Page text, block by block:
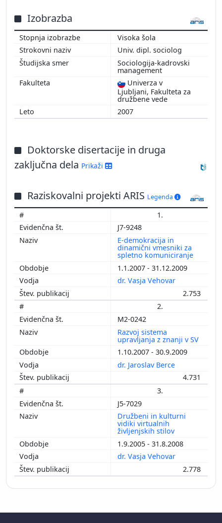
2011
Izobrazba
Visoka šola
Univ. dipl. sociolog
Sociologija-kadrovski
management
Univerza v
Ljubljani, Fakulteta za
družbene vede
2007
Doktorske disertacije in druga
zaključna dela Prikaži
Raziskovalni projekti ARIS Legenda
1.
J7-9248
E-demokracija in
dinamični vmesniki za
spletno komuniciranje
1.1.2007 - 31.12.2009
dr. Vasja Vehovar
2.753
2.
M2-0242
Razvoj sistema
upravljanja z znanji v SV
1.10.2007 - 30.9.2009
dr. Jaroslav Berce
4.731
3.
J5-7029
Družbeni in kulturni
vidiki virtualnih
življenjskih stilov
1.9.2005 - 31.8.2008
dr. Vasja Vehovar
2.778